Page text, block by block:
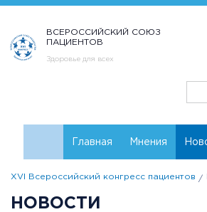
ВСЕРОССИЙСКИЙ СОЮЗ
ПАЦИЕНТОВ
Здоровье для всех
Главная Мнения
Контакты Партнеры Конгресса
XVI Всероссийский конгресс пациентов
НОВОСТИ